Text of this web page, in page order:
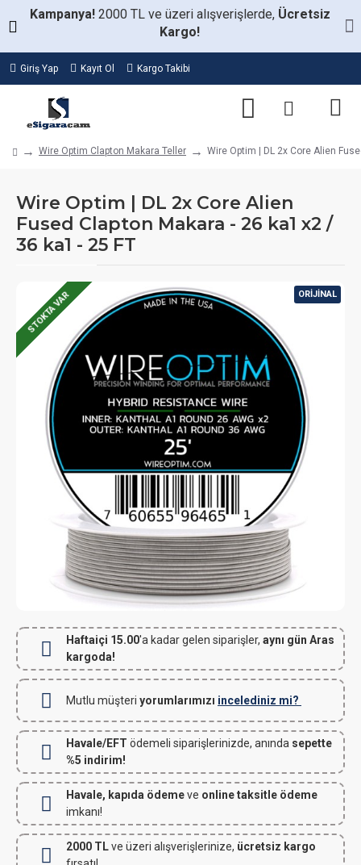
Kampanya! 2000 TL ve üzeri alışverişlerde, Ücretsiz
Kargo!
Giriş Yap Kayıt Ol Kargo Takibi
Wire Optim Clapton Makara Teller Wire Optim | DL 2x Core Alien
Wire Optim | DL 2x Core Alien
Fused Clapton Makara - 26 ka1 x2 /
36 ka1 - 25 FT
STOKTA VAR ORIJINAL
Haftaiçi 15.00'a kadar gelen siparişler, aynı gün Aras
kargoda!
Mutlu müşteri yorumlarımızı incelediniz mi?
Havale/EFT ödemeli siparişlerinizde, anında sepette
%5 indirim!
Havale, kapıda ödemeve online taksitle ödeme
imkanı!
2000 TLve üzeri alışverişlerinize, ücretsiz kargo